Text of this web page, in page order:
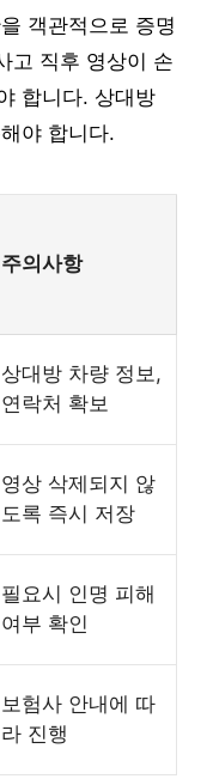
객관적으로 증명
고 직후 영상이 손
합니다. 상대방
야 합니다.
주의사항
상대방 차량 정보,
연락처 확보
영상 삭제되지 않
도록 즉시 저장
필요시 인명 피해
여부 확인
보험사 안내에 따
라 진행